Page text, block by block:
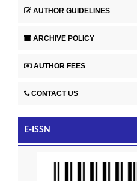
AUTHOR GUIDELINES
ARCHIVE POLICY
AUTHOR FEES
CONTACT US
E-ISSN